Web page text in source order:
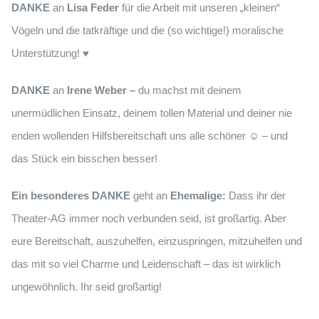
DANKEanLisa Feder für die Arbeit mit unseren „kleinen“
Vögeln und die tatkräftige und die (so wichtige!) moralische
Unterstützung! ♥
DANKEan Irene Weber – du machst mit deinem
unermüdlichen Einsatz, deinem tollen Material und deiner nie
enden wollenden Hilfsbereitschaft uns alle schöner ☺ – und
das Stück ein bisschen besser!
Ein besonderes DANKE geht anEhemalige: Dass ihr der
Theater-AG immer noch verbunden seid, ist großartig. Aber
eure Bereitschaft, auszuhelfen, einzuspringen, mitzuhelfen und
das mit so viel Charme und Leidenschaft – das ist wirklich
ungewöhnlich. Ihr seid großartig!